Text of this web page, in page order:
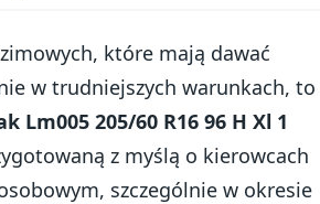
które mają dawać
w trudniejszych warunkach, to
Lm005 205/60 R16 96 H Xl 1
z myślą o kierowcach
szczególnie w okresie